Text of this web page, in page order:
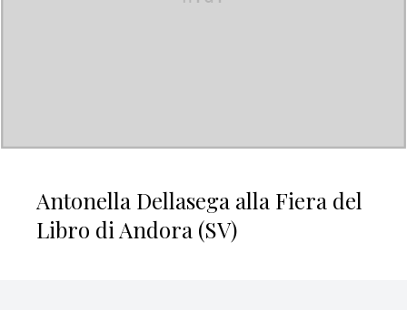
Antonella Dellasega alla Fiera del
Libro di Andora (SV)